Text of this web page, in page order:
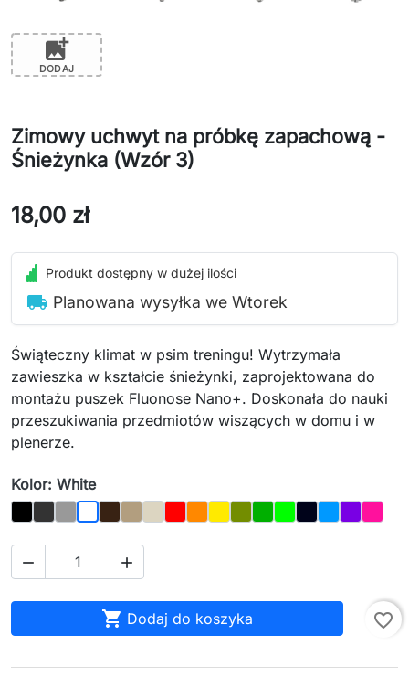
add_photo_alternate
DODAJ
Zimowy uchwyt na próbkę zapachową -
Śnieżynka (Wzór 3)
18,00 zł
Produkt dostępny w dużej ilości
local_shipping Planowana wysyłka we Wtorek
Świąteczny klimat w psim treningu! Wytrzymała
zawieszka w kształcie śnieżynki, zaprojektowana do
montażu puszek Fluonose Nano+. Doskonała do nauki
przeszukiwania przedmiotów wiszących w domu i w
plenerze.
Kolor: White
BlackGraphite
GrayWhiteBrown
OakBoneRedOrange
Yellow
OliveDark_Green
Light_Green
Night_Sky
BluePurple
 
 Dodaj do koszyka favorite_border